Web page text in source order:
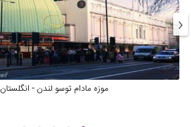
موزه مادام توسو لندن - انگلستان
‹